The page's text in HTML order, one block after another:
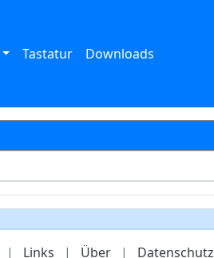
Tastatur Downloads
| Links | Über | Datenschutz